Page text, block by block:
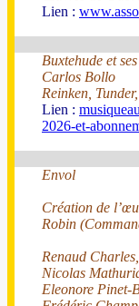
Lien :
Buxtehude et
Carlos Bollo
Reinken,
Lien :
2026-et-
Envol
Création de
Robin
Renaud
Nicolas
Eleonore Pinet-